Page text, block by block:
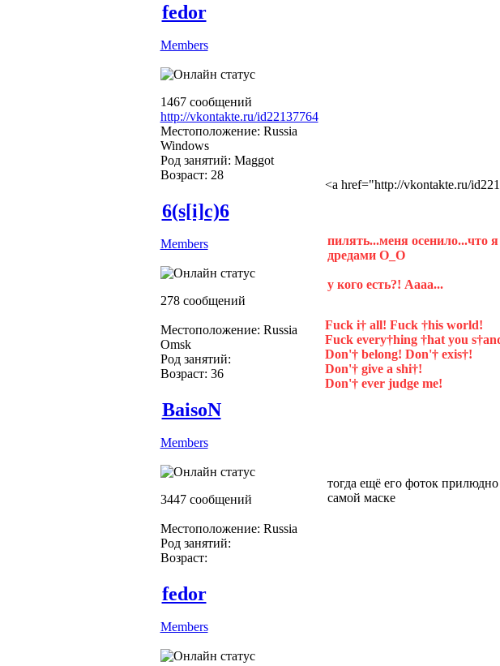
fedor
Members
1467 сообщений
http://vkontakte.ru/id22137764
Местоположение: Russia
Windows
Род занятий: Maggot
Возраст: 28
<a href="http://vkontakte.ru/
6(s[i]c)6
Members
278 сообщений
Местоположение: Russia
Omsk
Род занятий:
Возраст: 36
пилять...меня осенило...что
дредами О_О
у кого есть?! Аааа...
Fuck i† all! Fuck †his world!
Fuck every†hing †hat you
Don'† belong! Don'† exis†!
Don'† give a shi†!
Don'† ever judge me!
BaisoN
Members
3447 сообщений
Местоположение: Russia
Род занятий:
Возраст:
тогда ещё его фоток
самой маске
fedor
Members